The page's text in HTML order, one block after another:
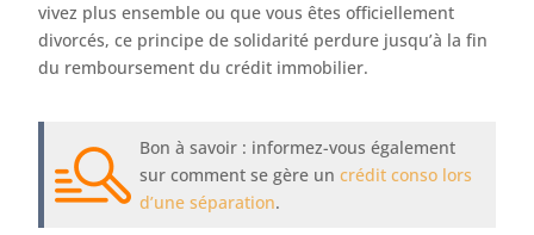
vivez plus ensemble ou que vous êtes officiellement
divorcés, ce principe de solidarité perdure jusqu’à la fin
du remboursement du crédit immobilier.
Bon à savoir : informez-vous également
sur comment se gère uncrédit conso lors
d’une séparation.